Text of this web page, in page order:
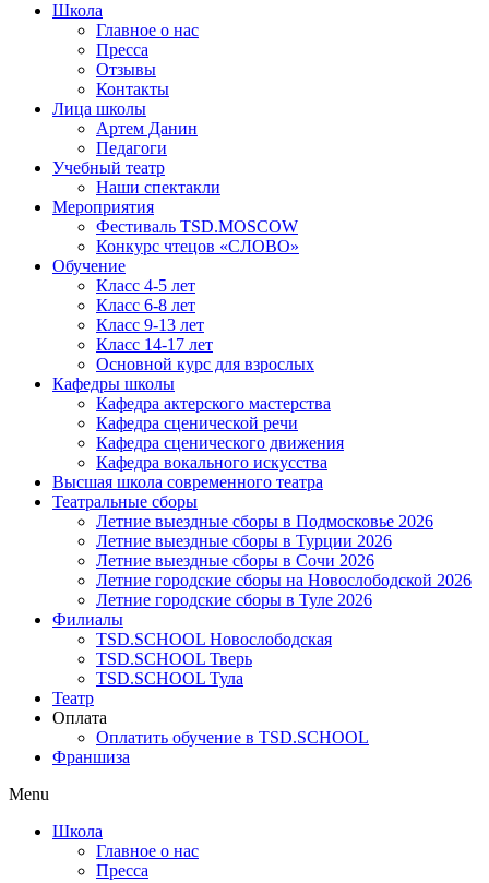
Школа
Главное о нас
Пресса
Отзывы
Контакты
Лица школы
Артем Данин
Педагоги
Учебный театр
Наши спектакли
Мероприятия
Фестиваль TSD.MOSCOW
Конкурс чтецов «СЛОВО»
Обучение
Класс 4-5 лет
Класс 6-8 лет
Класс 9-13 лет
Класс 14-17 лет
Основной курс для взрослых
Кафедры школы
Кафедра актерского мастерства
Кафедра сценической речи
Кафедра сценического движения
Кафедра вокального искусства
Высшая школа современного театра
Театральные сборы
Летние выездные сборы в Подмосковье 2026
Летние выездные сборы в Турции 2026
Летние выездные сборы в Сочи 2026
Летние городские сборы на Новослободской 2026
Летние городские сборы в Туле 2026
Филиалы
TSD.SCHOOL Новослободская
TSD.SCHOOL Тверь
TSD.SCHOOL Тула
Театр
Оплата
Оплатить обучение в TSD.SCHOOL
Франшиза
Menu
Школа
Главное о нас
Пресса